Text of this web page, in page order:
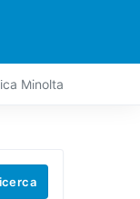
Minolta